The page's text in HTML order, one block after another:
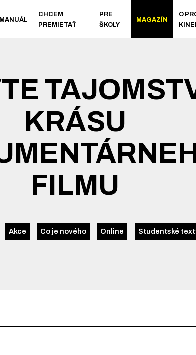
MANUÁL
CHCEM
PREMIETAŤ
PRE
ŠKOLY
MAGAZÍN
O
KRÁSU
FILMU
Akce Co je nového Online Studentské